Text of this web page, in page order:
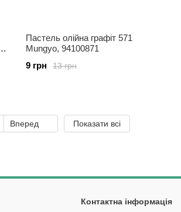
Пастель олійна графіт 571
Mungyo, 94100871
13 грн
9 грн
Вперед Показати всі
Контактна інформація